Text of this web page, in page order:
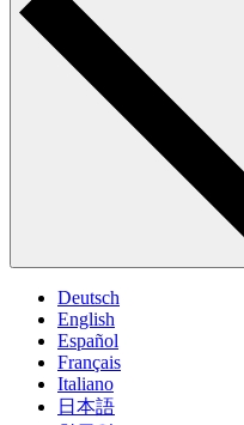
Deutsch
English
Español
Français
Italiano
日本語